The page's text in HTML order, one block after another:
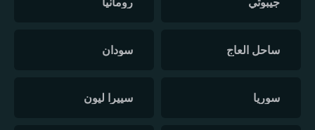
ساحل العاج سودان
سوريا سييرا ليون